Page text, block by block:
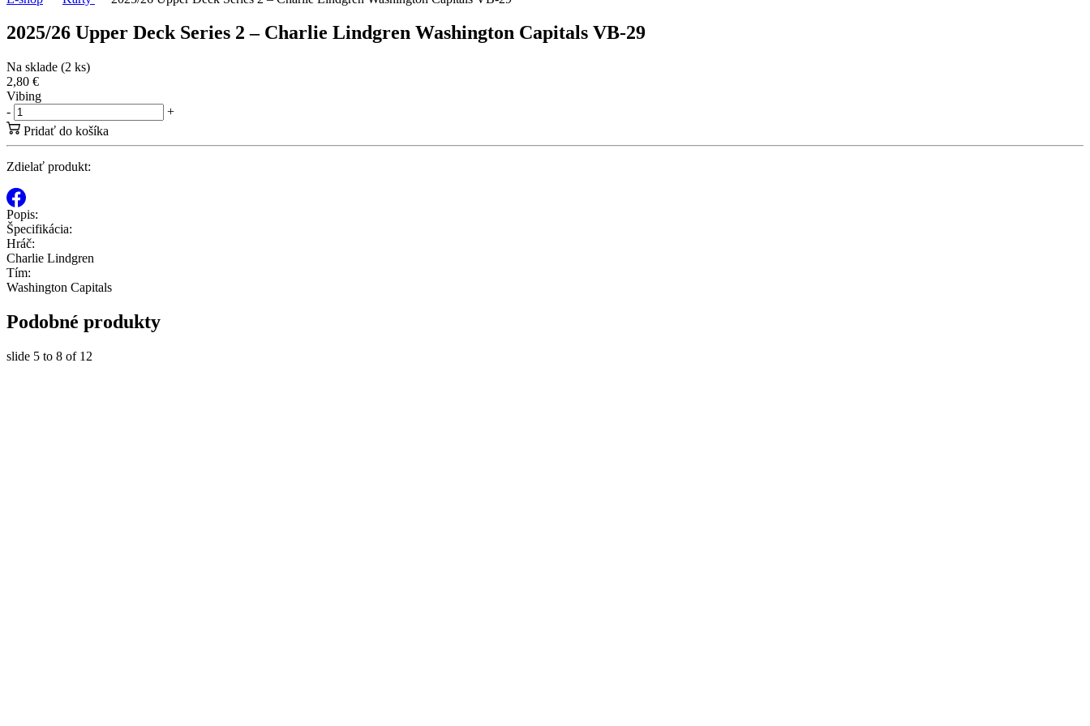
2025/26 Upper Deck Series 2 – Charlie Lindgren Washington Capitals VB-29
Na sklade (2 ks)
2,80 €
Vibing
-
+
Pridať do košíka
Zdielať produkt:
Popis:
Špecifikácia:
Hráč:
Charlie Lindgren
Tím:
Washington Capitals
Podobné produkty
slide 5 to 8 of 12